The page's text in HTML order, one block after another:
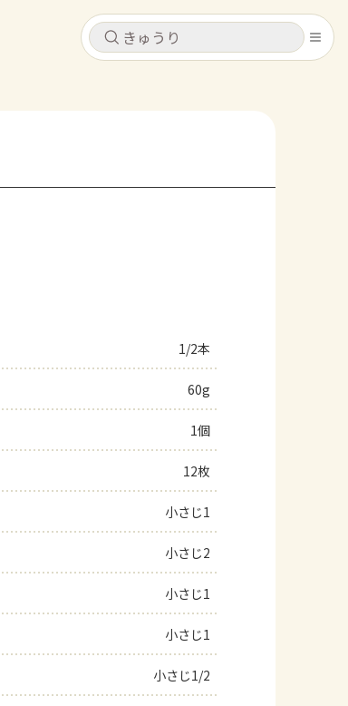
キャンセル
よくあるお問い合わせ
お買い物
キャンセル
1/2本
60g
1個
12枚
小さじ1
小さじ2
小さじ1
小さじ1
小さじ1/2